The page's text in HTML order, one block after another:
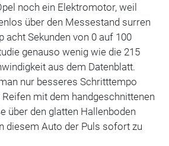
noch ein Elektromotor, weil
über den Messestand surren
acht Sekunden von 0 auf 100
genauso wenig wie die 215
aus dem Datenblatt.
nur besseres Schritttempo
mit dem handgeschnittenen
über den glatten Hallenboden
diesem Auto der Puls sofort zu